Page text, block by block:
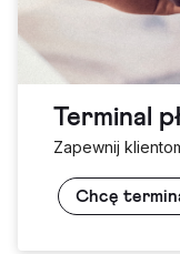
Terminal
Zapewnij
Chcę